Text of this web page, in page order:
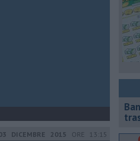
DICEMBRE 2015 ORE 13:15